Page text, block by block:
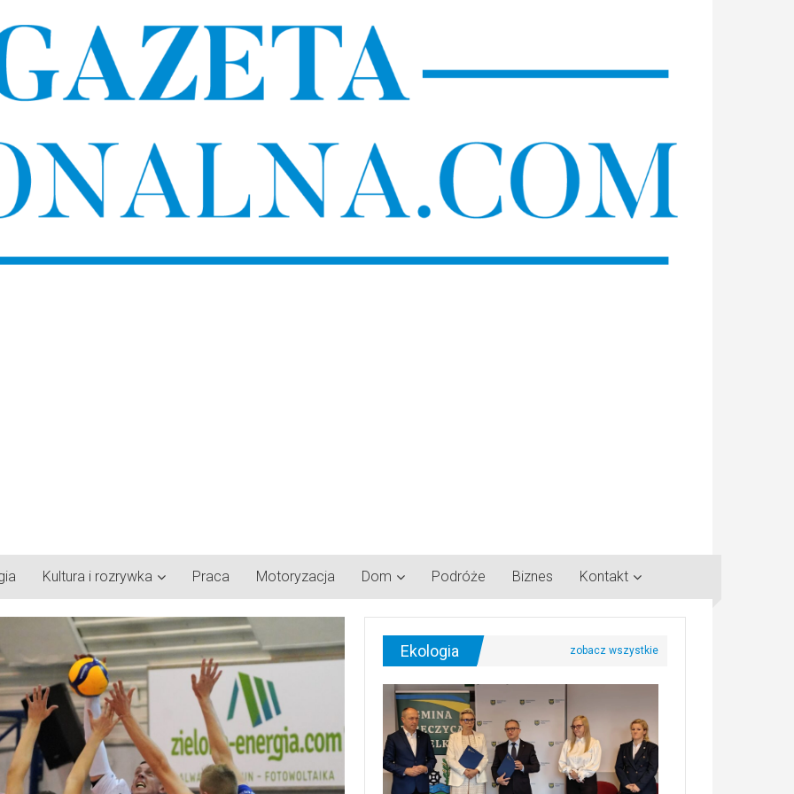
Kultura i rozrywka Praca Motoryzacja Dom Podróże Biznes Kontakt
Ekologia